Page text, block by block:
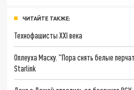
ЧИТАЙТЕ ТАКЖЕ:
Технофашисты XXI века
Оплеуха Маску. "Пора снять белые
Starlink